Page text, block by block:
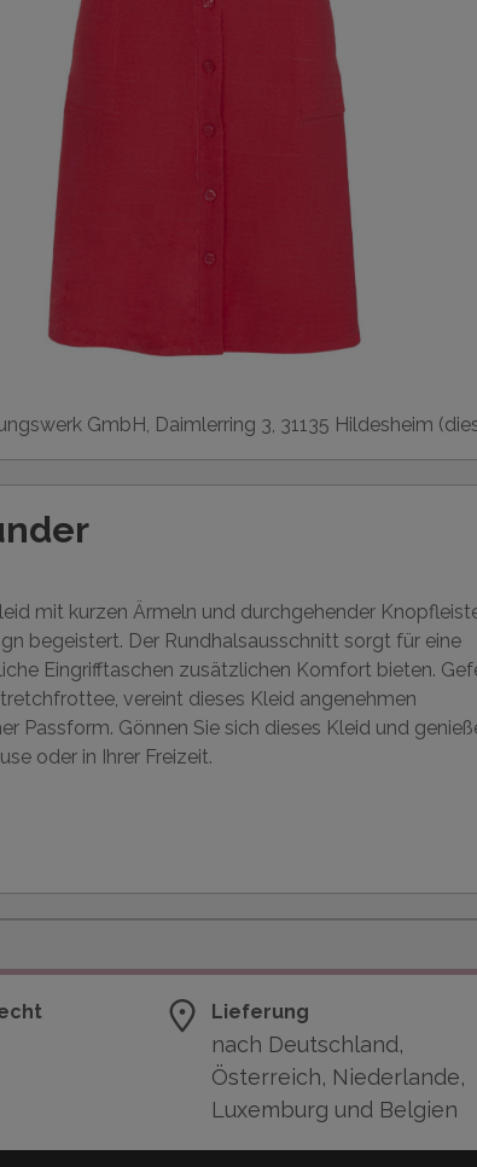
GmbH, Daimlerring 3, 31135 Hildesheim
mit kurzen Ärmeln und durchgehender
begeistert. Der Rundhalsausschnitt sorgt für eine
Eingrifftaschen zusätzlichen Komfort bieten.
vereint dieses Kleid angenehmen
Passform. Gönnen Sie sich dieses Kleid und
oder in Ihrer Freizeit.
Lieferung
nach Deutschland,
Österreich, Niederlande,
Luxemburg und Belgien